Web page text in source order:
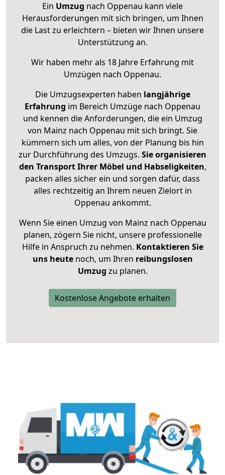
Ein Umzug nach Oppenau kann viele
Herausforderungen mit sich bringen, um Ihnen
die Last zu erleichtern – bieten wir Ihnen unsere
Unterstützung an.
Wir haben mehr als 18 Jahre Erfahrung mit
Umzügen nach Oppenau.
Die Umzugsexperten haben langjährige
Erfahrung im Bereich Umzüge nach Oppenau
und kennen die Anforderungen, die ein Umzug
von Mainz nach Oppenau mit sich bringt. Sie
kümmern sich um alles, von der Planung bis hin
zur Durchführung des Umzugs. Sie organisieren
den Transport Ihrer Möbel und Habseligkeiten,
packen alles sicher ein und sorgen dafür, dass
alles rechtzeitig an Ihrem neuen Zielort in
Oppenau ankommt.
Wenn Sie einen Umzug von Mainz nach Oppenau
planen, zögern Sie nicht, unsere professionelle
Hilfe in Anspruch zu nehmen. Kontaktieren Sie
uns heutenoch, um Ihren reibungslosen
Umzug zu planen.
Kostenlose Angebote erhalten